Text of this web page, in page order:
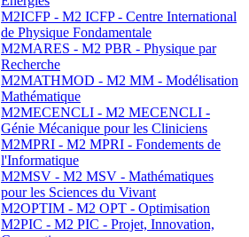
M2ICFP - M2 ICFP - Centre International
de Physique Fondamentale
M2MARES - M2 PBR - Physique par
Recherche
M2MATHMOD - M2 MM - Modélisation
Mathématique
M2MECENCLI - M2 MECENCLI -
Génie Mécanique pour les Cliniciens
M2MPRI - M2 MPRI - Fondements de
l'Informatique
M2MSV - M2 MSV - Mathématiques
pour les Sciences du Vivant
M2OPTIM - M2 OPT - Optimisation
M2PIC - M2 PIC - Projet, Innovation,